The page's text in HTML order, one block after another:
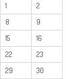
1
2
8
9
15
16
22
23
29 30